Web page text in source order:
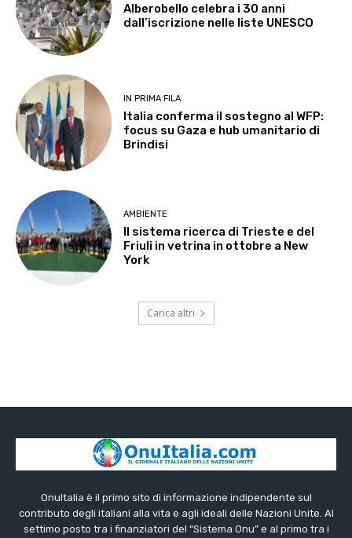
Alberobello celebra i 30 anni
dall’iscrizione nelle liste UNESCO
IN PRIMA FILA
Italia conferma il sostegno al WFP:
focus su Gaza e hub umanitario di
Brindisi
AMBIENTE
Il sistema ricerca di Trieste e del
Friuli in vetrina in ottobre a New
York
Carica altri
OnuItalia è il primo sito di informazione indipendente sul
contributo degli italiani alla vita e agli ideali delle Nazioni Unite. Al
settimo posto tra i finanziatori del “Sistema Onu” e al primo tra i